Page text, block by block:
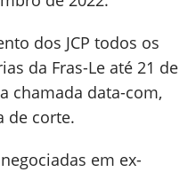
dos JCP todos os
da Fras-Le até 21 de
chamada data-com,
de corte.
em ex-